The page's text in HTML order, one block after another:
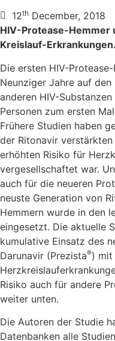
12th December, 2018
HIV-Protease-Hemmer
Kreislauf-
Die ersten HIV-
Neunziger Jahre auf
anderen HIV-
Personen zum ersten
Frühere Studien haben
der Ritonavir
erhöhten Risiko für
vergesellschaftet war.
auch für die neueren
neuste Generation von
Hemmern wurde in den
eingesetzt. Die aktuelle
kumulative Einsatz des
Darunavir (Prezista®) mit
Risiko auch für andere
weiter unten.
Die Autoren der Studie
Datenbanken alle